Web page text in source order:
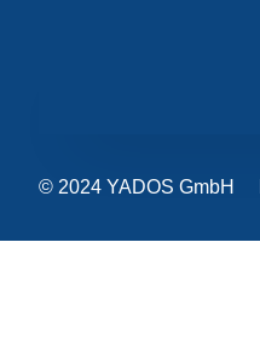
© 2024 YADOS GmbH